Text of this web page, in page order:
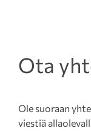
Ota
Ole suoraan
viestiä